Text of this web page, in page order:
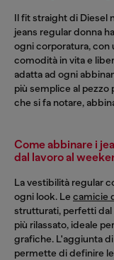
Il fit straight di Diesel
jeans regular donna
ogni corporatura, con
comodità in vita e
adatta ad ogni
più semplice al
che si fa notare,
Come abbinare i
dal lavoro al
La vestibilità regular
ogni look. Le camicie
strutturati, perfetti dal
più rilassato, ideale
grafiche. L'aggiunta di
permette di definire